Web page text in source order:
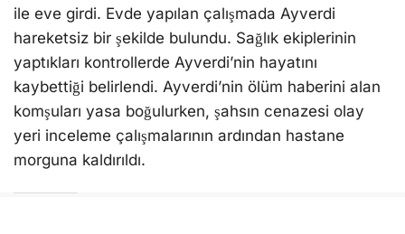
ile eve girdi. Evde yapılan çalışmada Ayverdi
hareketsiz bir şekilde bulundu. Sağlık ekiplerinin
yaptıkları kontrollerde Ayverdi’nin hayatını
kaybettiği belirlendi. Ayverdi’nin ölüm haberini alan
komşuları yasa boğulurken, şahsın cenazesi olay
yeri inceleme çalışmalarının ardından hastane
morguna kaldırıldı.